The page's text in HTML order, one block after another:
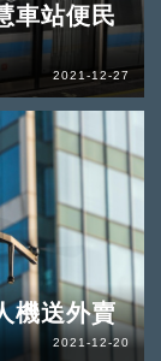
車站便民
2021-12-27
機送外賣
2021-12-20